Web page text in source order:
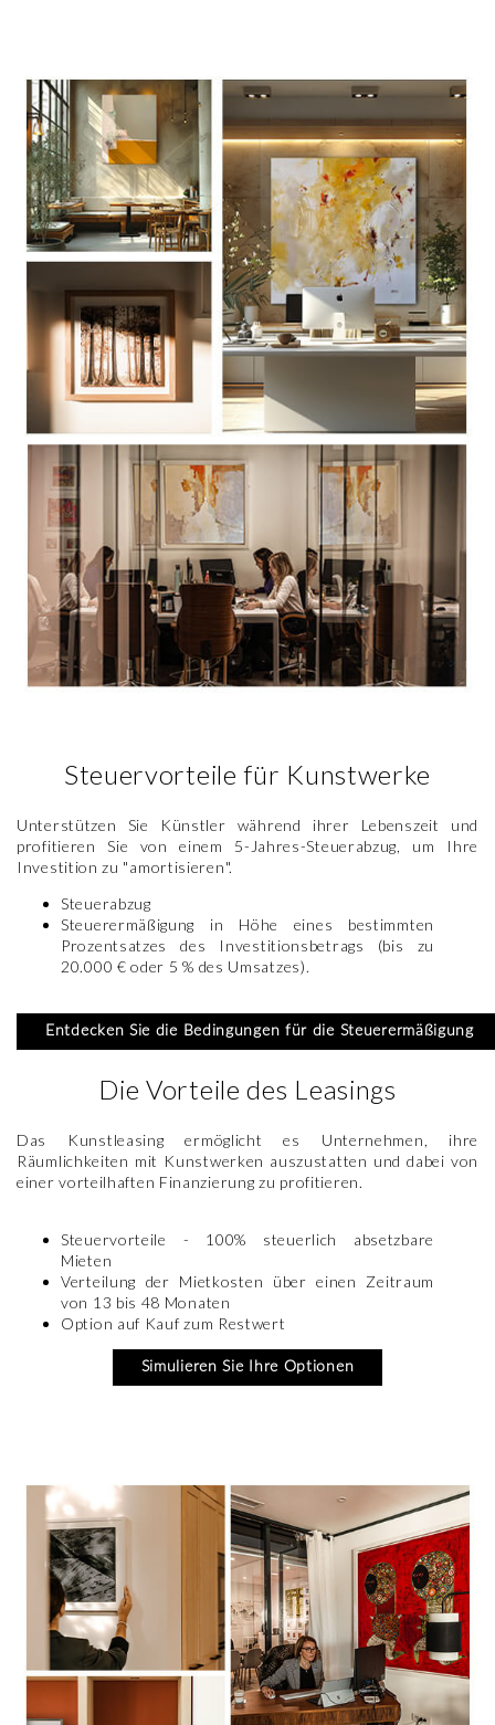
Steuervorteile für Kunstwerke
Unterstützen Sie Künstler während ihrer Lebenszeit und
profitieren Sie von einem 5-Jahres-Steuerabzug, um Ihre
Investition zu "amortisieren".
Steuerabzug
Steuerermäßigung in Höhe eines bestimmten
Prozentsatzes des Investitionsbetrags (bis zu
20.000 € oder 5 % des Umsatzes).
Entdecken Sie die Bedingungen für die Steuerermäßigung
Die Vorteile des Leasings
Das Kunstleasing ermöglicht es Unternehmen, ihre
Räumlichkeiten mit Kunstwerken auszustatten und dabei von
einer vorteilhaften Finanzierung zu profitieren.
Steuervorteile - 100% steuerlich absetzbare
Mieten
Verteilung der Mietkosten über einen Zeitraum
von 13 bis 48 Monaten
Option auf Kauf zum Restwert
Simulieren Sie Ihre Optionen